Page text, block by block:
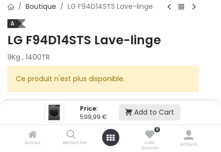
Price:
599,99 € Add to Cart
Accueil Rechercher
0
Liste
d'envies
Account
Boutique LG F94D14STS Lave-linge
A
LG F94D14STS Lave-linge
9Kg , 1400TR
Ce produit n'est plus disponible.